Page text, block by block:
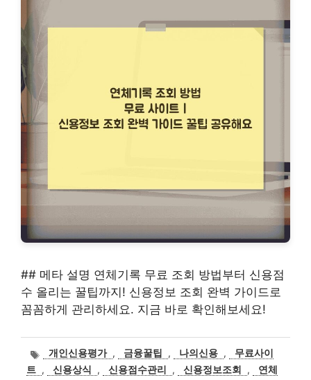
## 메타 설명 연체기록 무료 조회 방법부터 신용점
수 올리는 꿀팁까지! 신용정보 조회 완벽 가이드로
꼼꼼하게 관리하세요. 지금 바로 확인해보세요!
태개인신용평가 , 금융꿀팁 , 나의신용 ,
무료사이
트 , 신용상식 , 신용점수관리 , 신용정보조회 ,
연체